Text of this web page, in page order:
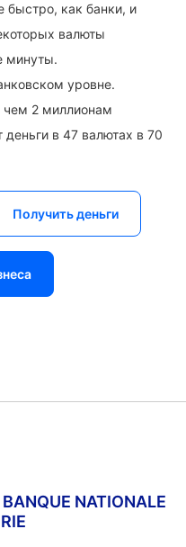
быстро, как банки, и
валюты
минуты.
уровне.
чем 2 миллионам
деньги в 47 валютах в 70
Получить деньги
NATIONALE